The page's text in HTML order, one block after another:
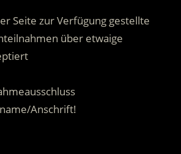
Seite zur Verfügung gestellte
über etwaige
Anschrift!